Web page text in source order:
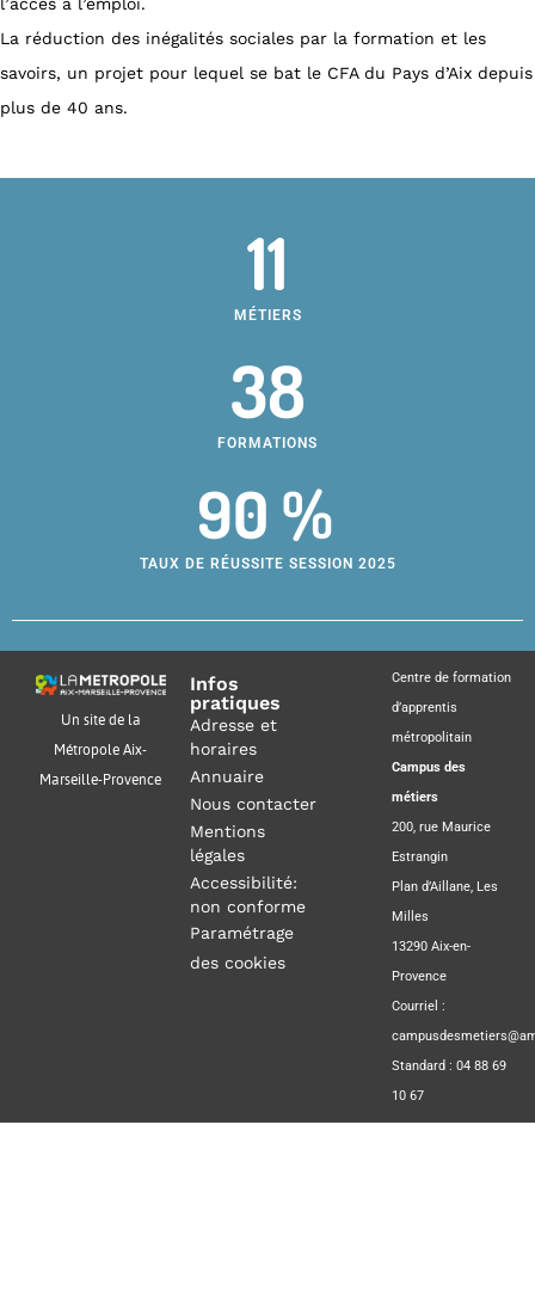
La réduction des inégalités sociales par la formation et les
savoirs, un projet pour lequel se bat le CFA du Pays d’Aix depuis
plus de 40 ans.
11
MÉTIERS
38
FORMATIONS
90 %
TAUX DE RÉUSSITE SESSION 2025
Un site de la
Métropole Aix-
Marseille-Provence
Infos
pratiques
Adresse et
horaires
Annuaire
Nous contacter
Mentions
légales
Accessibilité:
non conforme
Paramétrage
des cookies
Centre de formation
d’apprentis
métropolitain
Campus des
métiers
200, rue Maurice
Estrangin
Plan d’Aillane, Les
Milles
13290 Aix-en-
Provence
Courriel :
Standard : 04 88 69
10 67